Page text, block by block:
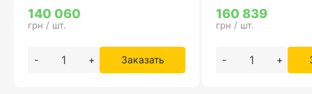
140 060
грн / шт.
- + Заказать
160 839
грн / шт.
- +